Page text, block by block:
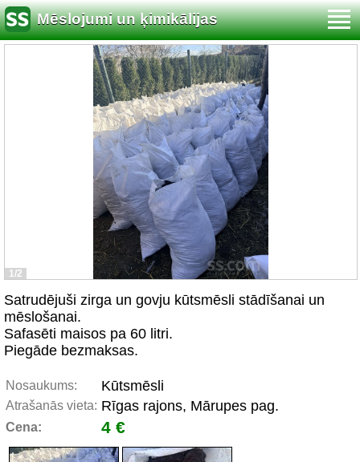
Mēslojumi un ķimikālijas
1/2
Satrudējuši zirga un govju kūtsmēsli stādīšanai un
mēslošanai.
Safasēti maisos pa 60 litri.
Piegāde bezmaksas.
Nosaukums: Kūtsmēsli
Atrašanās vieta: Rīgas rajons, Mārupes pag.
Cena: 4 €